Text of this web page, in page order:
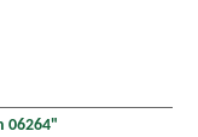
06264"